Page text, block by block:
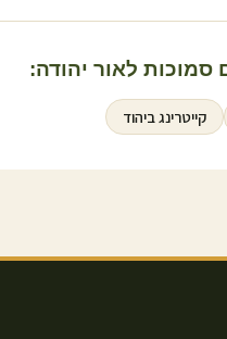
סמוכות לאור יהודה:
קייטרינג ביהוד